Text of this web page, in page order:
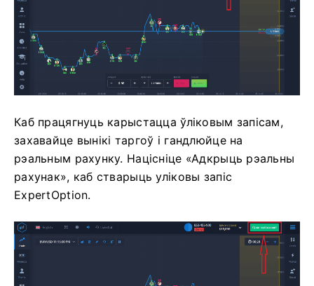
Каб працягнуць карыстацца ўліковым запісам,
захавайце вынікі таргоў і гандлюйце на
рэальным рахунку. Націсніце «Адкрыць рэальны
рахунак», каб стварыць уліковы запіс
ExpertOption.